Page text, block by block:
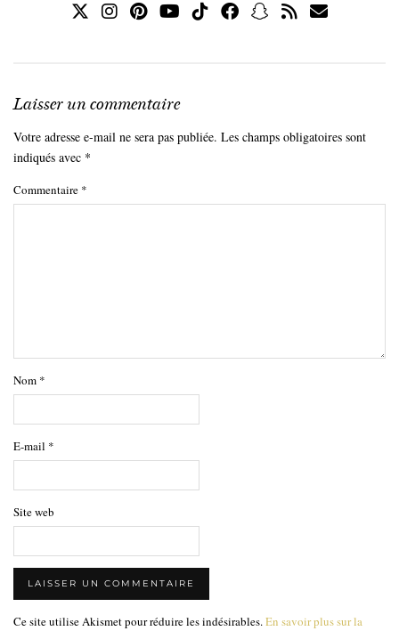
Laisser un commentaire
Votre adresse e-mail ne sera pas publiée. Les champs obligatoires sont
indiqués avec *
Commentaire *
Nom *
E-mail *
Site web
Ce site utilise Akismet pour réduire les indésirables. En savoir plus sur la